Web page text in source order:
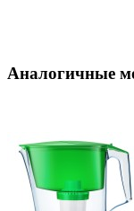
Аналогичные